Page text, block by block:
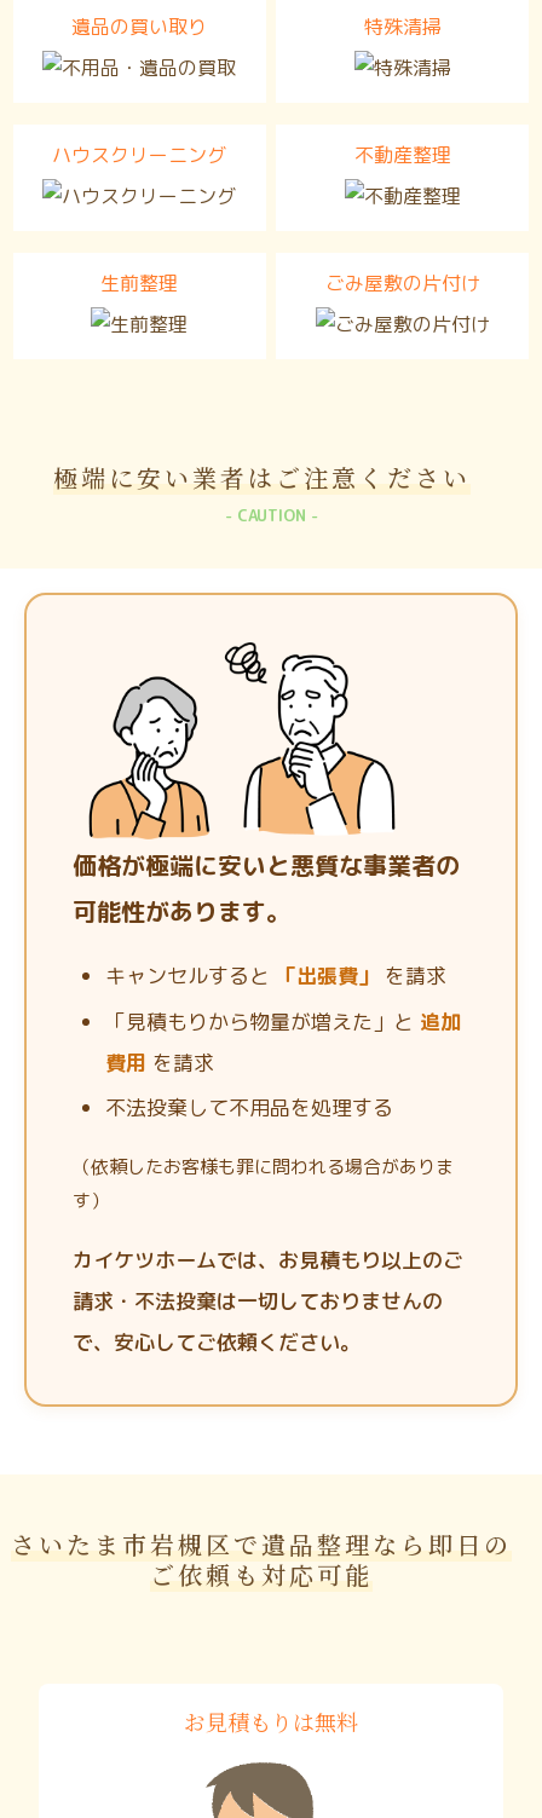
遺品の買い取り 特殊清掃
ハウスクリーニング 不動産整理
生前整理 ごみ屋敷の片付け
極端に安い業者は ご注意ください
CAUTION
価格が極端に安いと悪質な事業者の
可能性があります。
キャンセルすると 「出張費」
を請求
「見積もりから物量が増えた」と 追加
費用 を請求
不法投棄して不用品を処理する
（依頼したお客様も罪に問われる場合がありま
す）
カイケツホームでは、お見積もり以上のご
請求・不法投棄は一切しておりませんの
で、安心してご依頼ください。
さいたま市岩槻区で遺品整理なら即日の
ご依頼も対応可能
お見積もりは無料